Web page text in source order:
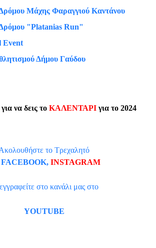
Μάχης Φαραγγιού Καντάνου
"Platanias Run"
Event
Δήμου Γαύδου
για να δεις το ΚΑΛΕΝΤΑΡΙ για το 2024
το Τρεχαλητό
FACEBOOK, INSTAGRAM
στο κανάλι μας στο
YOUTUBE